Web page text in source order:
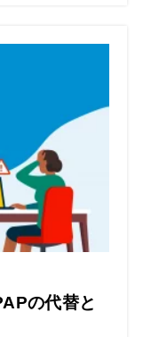
の代替と